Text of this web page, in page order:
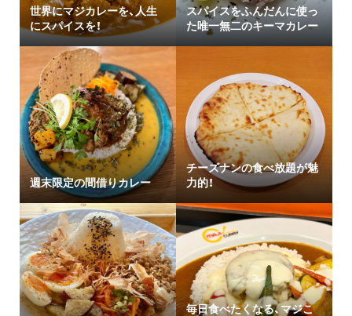
世界にマジカレーを、人生
にスパイスを！
スパイスをふんだんに使っ
た唯一無二のキーマカレー
週末限定の間借りカレー
チーズナンの食べ放題が魅
力的！
毎日食べたくなる、マジこ